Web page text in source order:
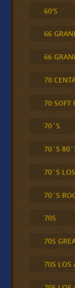
60'S
66
66
70
70 SOFT
70´S
70´S
70´S
70´S
70S
70S
70S LOS